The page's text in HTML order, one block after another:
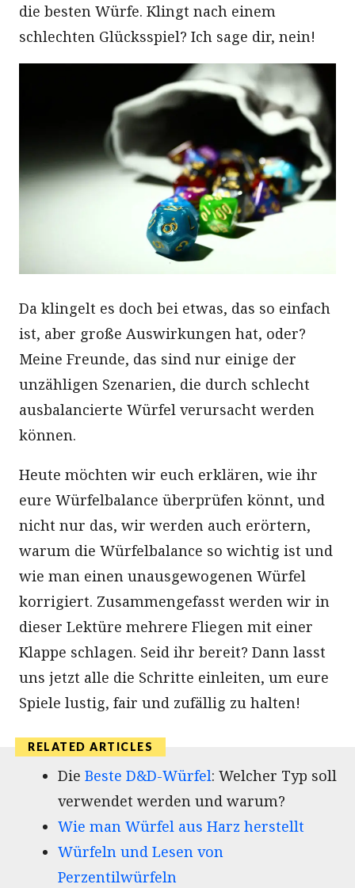
die besten Würfe. Klingt nach einem
schlechten Glücksspiel? Ich sage dir, nein!
Da klingelt es doch bei etwas, das so einfach
ist, aber große Auswirkungen hat, oder?
Meine Freunde, das sind nur einige der
unzähligen Szenarien, die durch schlecht
ausbalancierte Würfel verursacht werden
können.
Heute möchten wir euch erklären, wie ihr
eure Würfelbalance überprüfen könnt, und
nicht nur das, wir werden auch erörtern,
warum die Würfelbalance so wichtig ist und
wie man einen unausgewogenen Würfel
korrigiert. Zusammengefasst werden wir in
dieser Lektüre mehrere Fliegen mit einer
Klappe schlagen. Seid ihr bereit? Dann lasst
uns jetzt alle die Schritte einleiten, um eure
Spiele lustig, fair und zufällig zu halten!
Die Beste D&D-Würfel: Welcher Typ soll
verwendet werden und warum?
Wie man Würfel aus Harz herstellt
Würfeln und Lesen von
Perzentilwürfeln